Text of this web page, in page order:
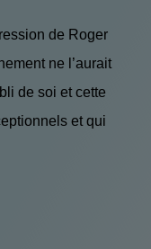
de Roger
ne l’aurait
de soi et cette
et qui